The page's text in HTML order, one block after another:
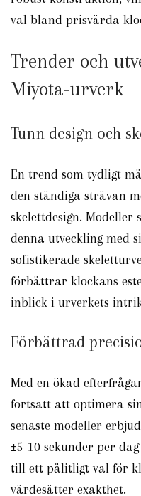
val bland prisvärda
Trender och
Miyota-urverk
Tunn design och
En trend som tydligt
den ständiga strävan
skelettdesign. Modeller
denna utveckling med
sofistikerade
förbättrar klockans
inblick i urverkets
Förbättrad
Med en ökad
fortsatt att optimera
senaste modeller
±5-10 sekunder per
till ett pålitligt val för
värdesätter exakthet.